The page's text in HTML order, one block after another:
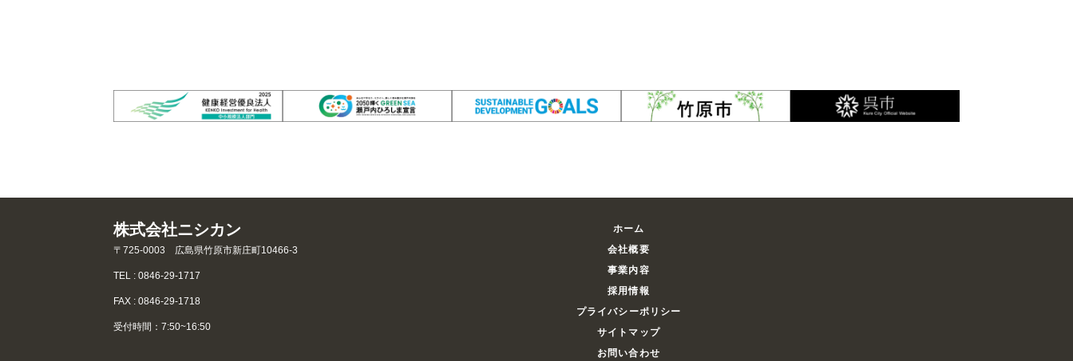
株式会社ニシカン
〒725-0003 広島県竹原市新庄町10466-3
TEL : 0846-29-1717
FAX : 0846-29-1718
受付時間：7:50~16:50
ホーム
会社概要
事業内容
採用情報
プライバシーポリシー
サイトマップ
お問い合わせ